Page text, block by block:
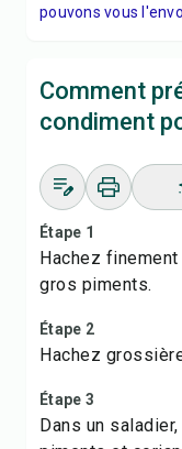
pouvons vous
Comment
condiment
Étape 1
Hachez
gros piments.
Étape 2
Hachez
Étape 3
Dans un